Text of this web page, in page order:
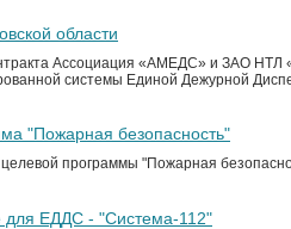
области
Ассоциация «АМЕДС» и ЗАО
системы Единой Дежурной
"Пожарная безопасность"
программы "Пожарная
для ЕДДС - "Система-112"